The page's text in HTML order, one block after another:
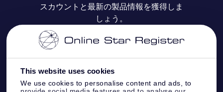
This website uses cookies
We use cookies to personalise content and ads, to
レビュー
OSR ギフトカード
法人ギフト
カスタマイズされたStar Page
One Million Stars
OSR Starsaver
お支払いに関する情報
配送に関する情報
返品ポリシ
スカウントと最新の製品情報を獲得しま
しょう。